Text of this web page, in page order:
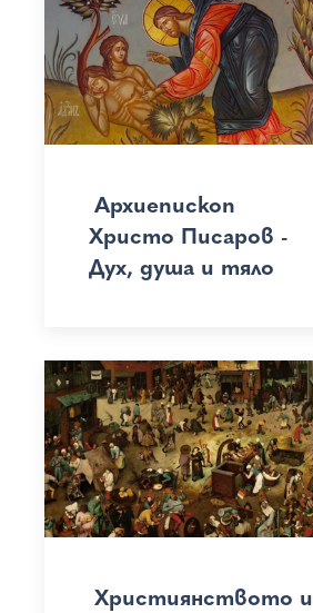
Архиепископ
Христо Писаров -
Дух, душа и тяло
Християнството и